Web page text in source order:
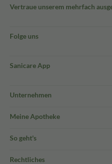
Vertraue unserem mehrfach
Folge uns
Sanicare App
Unternehmen
Meine Apotheke
So geht's
Rechtliches